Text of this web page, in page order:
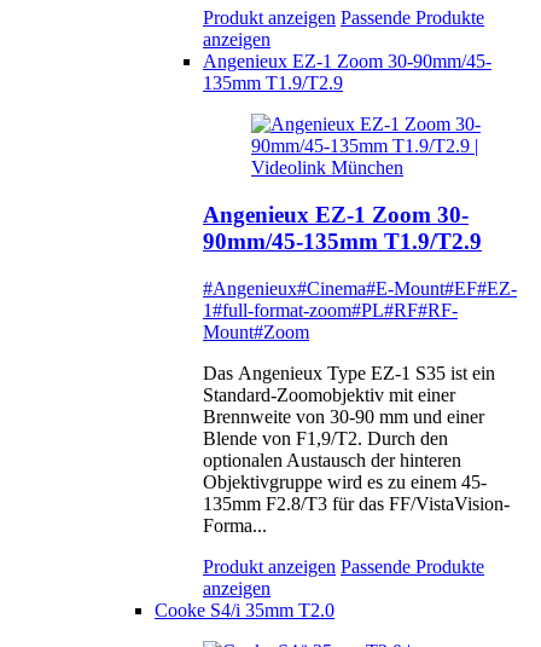
Produkt anzeigen Passende Produkte
anzeigen
Angenieux EZ-1 Zoom 30-90mm/45-
135mm T1.9/T2.9
Angenieux EZ-1 Zoom 30-
90mm/45-135mm T1.9/T2.9
#Angenieux#Cinema#E-Mount#EF#EZ-
1#full-format-zoom#PL#RF#RF-
Mount#Zoom
Das Angenieux Type EZ-1 S35 ist ein
Standard-Zoomobjektiv mit einer
Brennweite von 30-90 mm und einer
Blende von F1,9/T2. Durch den
optionalen Austausch der hinteren
Objektivgruppe wird es zu einem 45-
135mm F2.8/T3 für das FF/VistaVision-
Forma...
Produkt anzeigen Passende Produkte
anzeigen
Cooke S4/i 35mm T2.0